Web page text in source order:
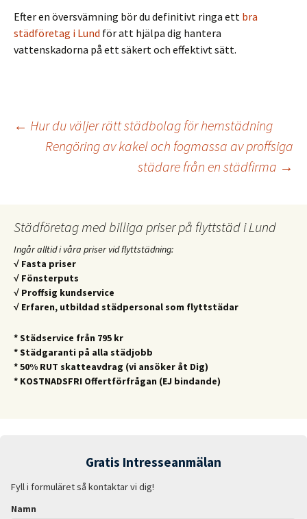
Efter en översvämning bör du definitivt ringa ett bra
städföretag i Lund för att hjälpa dig hantera
vattenskadorna på ett säkert och effektivt sätt.
Inläggsnavigering
← Hur du väljer rätt städbolag för hemstädning
Rengöring av kakel och fogmassa av proffsiga
städare från en städfirma →
Städföretag med billiga priser på flyttstäd i Lund
Ingår alltid i våra priser vid flyttstädning:
√ Fasta priser
√ Fönsterputs
√ Proffsig kundservice
√ Erfaren, utbildad städpersonal som flyttstädar
* Städservice från 795 kr
* Städgaranti på alla städjobb
* 50% RUT skatteavdrag (vi ansöker åt Dig)
* KOSTNADSFRI Offertförfrågan (EJ bindande)
Gratis Intresseanmälan
Fyll i formuläret så kontaktar vi dig!
Namn